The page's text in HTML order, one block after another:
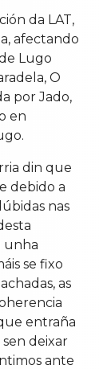
da LAT,
afectando
Lugo
O
por Jado,
en
din que
debido a
nas
unha
se fixo
as
entraña
deixar
ante